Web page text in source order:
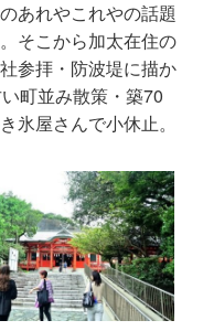
あれやこれやの話題
そこから加太在住の
参拝・防波堤に描か
町並み散策・築70
氷屋さんで小休止。